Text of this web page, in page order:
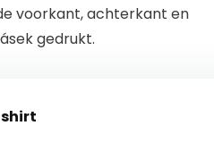
voorkant, achterkant en
gedrukt.
shirt